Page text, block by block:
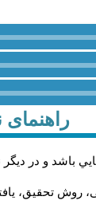
باشد و در
تحقیق،